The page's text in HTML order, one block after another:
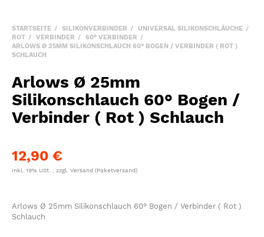
STARTSEITE SILIKONVERBINDER
UNIVERSAL SILIKONSCHLÄUCHE
ROT
VERBINDER
60° VERBINDER
ARLOWS Ø 25MM SILIKONSCHLAUCH 60° BOGEN / VERBINDER ( ROT )
SCHLAUCH
Arlows Ø 25mm
Silikonschlauch 60° Bogen /
Verbinder ( Rot ) Schlauch
12,90 €
inkl. 19% USt. , zzgl. Versand (Paketversand)
Arlows Ø 25mm Silikonschlauch 60° Bogen / Verbinder ( Rot )
Schlauch